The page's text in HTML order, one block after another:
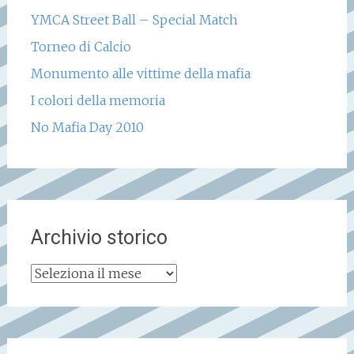
YMCA Street Ball – Special Match
Torneo di Calcio
Monumento alle vittime della mafia
I colori della memoria
No Mafia Day 2010
Archivio storico
Archivio